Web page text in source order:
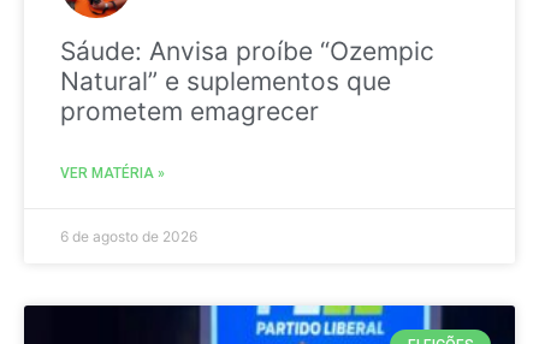
Sáude: Anvisa proíbe “Ozempic
Natural” e suplementos que
prometem emagrecer
VER MATÉRIA »
6 de agosto de 2026